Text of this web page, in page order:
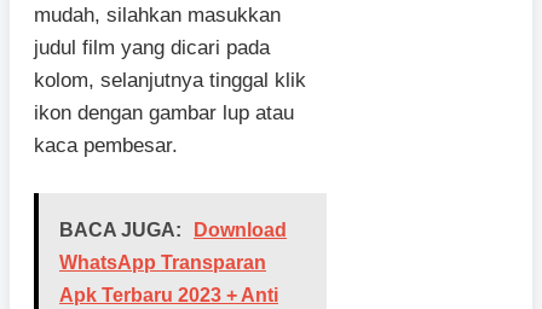
mudah, silahkan masukkan
judul film yang dicari pada
kolom, selanjutnya tinggal klik
ikon dengan gambar lup atau
kaca pembesar.
BACA JUGA:
Download
WhatsApp Transparan
Apk Terbaru 2023 + Anti